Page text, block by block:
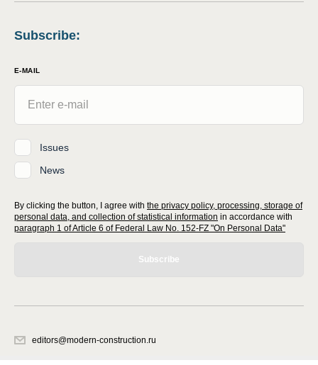
Subscribe:
E-MAIL
Issues
News
By clicking the button, I agree with the privacy policy, processing, storage of
personal data, and collection of statistical information in accordance with
paragraph 1 of Article 6 of Federal Law No. 152-FZ "On Personal Data"
Subscribe
editors@modern-construction.ru